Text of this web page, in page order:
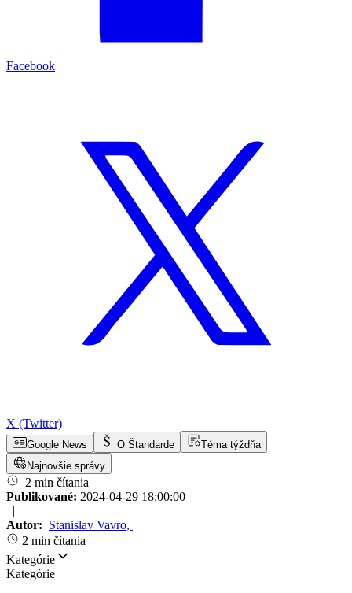
Facebook
X (Twitter)
Google News O Štandarde
Téma týždňa
Najnovšie správy
2 min čítania
Publikované: 2024-04-29 18:00:00
|
Autor: Stanislav Vavro,
2 min čítania
Kategórie
Kategórie